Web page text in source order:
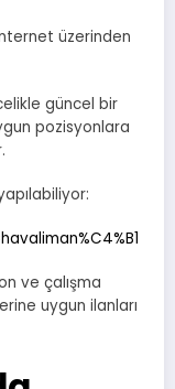
üzerinden
güncel bir
pozisyonlara
ve çalışma
uygun ilanları